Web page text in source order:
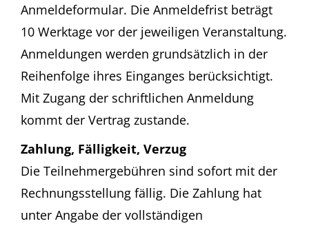
Anmeldeformular. Die Anmeldefrist beträgt
10 Werktage vor der jeweiligen Veranstaltung.
Anmeldungen werden grundsätzlich in der
Reihenfolge ihres Einganges berücksichtigt.
Mit Zugang der schriftlichen Anmeldung
kommt der Vertrag zustande.
Zahlung, Fälligkeit, Verzug
Die Teilnehmergebühren sind sofort mit der
Rechnungsstellung fällig. Die Zahlung hat
unter Angabe der vollständigen